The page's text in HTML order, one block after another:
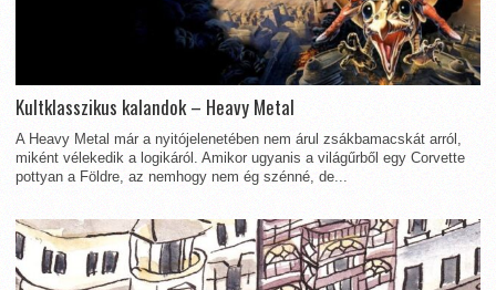
Kultklasszikus kalandok – Heavy Metal
A Heavy Metal már a nyitójelenetében nem árul zsákbamacskát arról,
miként vélekedik a logikáról. Amikor ugyanis a világűrből egy Corvette
pottyan a Földre, az nemhogy nem ég szénné, de...